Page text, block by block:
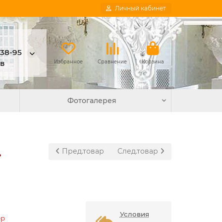
Личный кабинет
95
Избранное Сравнение Корзина
Фотогалерея
Пред.товар След.товар
Условия